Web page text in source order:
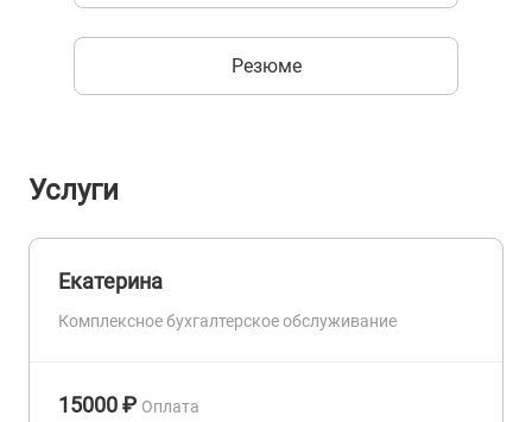
Резюме
Услуги
Екатерина
Комплексное бухгалтерское обслуживание
15000 ₽ Оплата